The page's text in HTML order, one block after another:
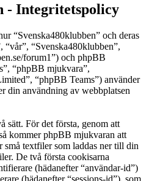
- Integritetspolicy
“Svenska480klubben” och deras
“vår”, “Svenska480klubben”,
forum1”) och phpBB
“phpBB mjukvara”,
“phpBB Teams”) använder
din användning av webbplatsen
sätt. För det första, genom att
kommer phpBB mjukvaran att
små textfiler som laddas ner till din
De två första cookisarna
(hädanefter “användar-id”)
(hädanefter “sessions-id”), som